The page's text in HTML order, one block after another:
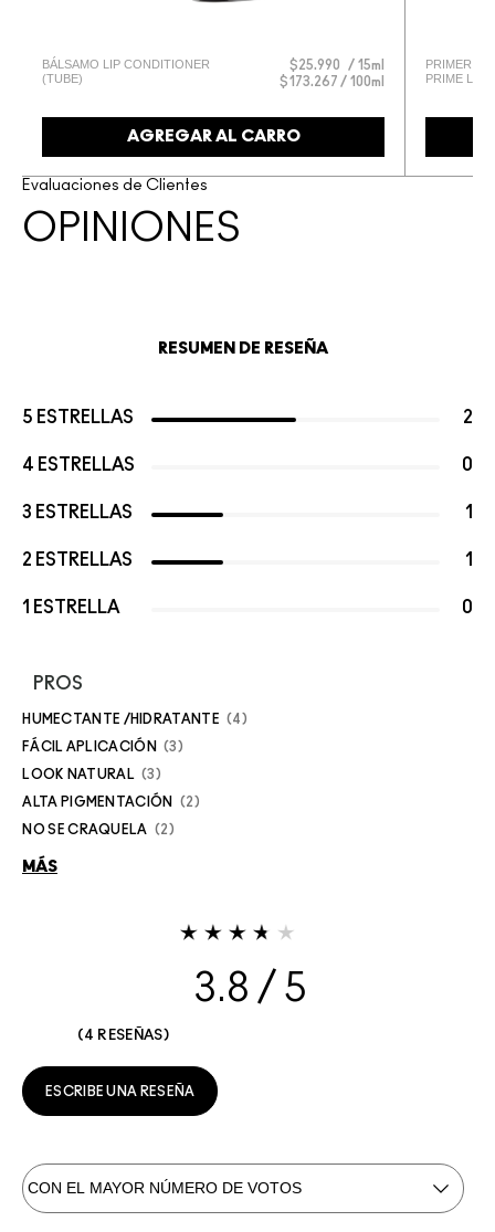
BÁLSAMO LIP CONDITIONER
(TUBE)
$25.990
15ml
$173.267 / 100ml
AGREGAR AL CARRO
PRIMER
PRIME LIP
Evaluaciones de Clientes
OPINIONES
RESUMEN DE RESEÑA
5 ESTRELLAS 2
4 ESTRELLAS 0
3 ESTRELLAS 1
2 ESTRELLAS 1
1 ESTRELLA 0
PROS
HUMECTANTE /HIDRATANTE 4
FÁCIL APLICACIÓN 3
LOOK NATURAL 3
ALTA PIGMENTACIÓN 2
NO SE CRAQUELA 2
MÁS
3.8
4 RESEÑAS
ESCRIBE UNA RESEÑA